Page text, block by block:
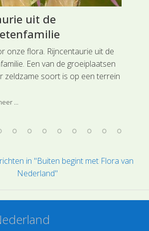
uit de
onze flora. Rijncentaurie uit de
Een van de groeiplaatsen
zeldzame soort is op een terrein
...
in "Buiten begint met Flora van
Nederland"